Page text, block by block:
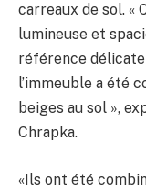
carreaux de sol. «
lumineuse et
référence délicate
l’immeuble a été
beiges au sol »,
Chrapka.
«Ils ont été